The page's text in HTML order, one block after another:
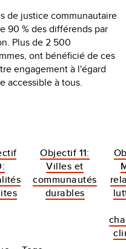
de justice communautaire
90 % des différends par
Plus de 2 500
ont bénéficié de ces
engagement à l'égard
accessible à tous.
Objectif 11:
Villes et
communautés
durables